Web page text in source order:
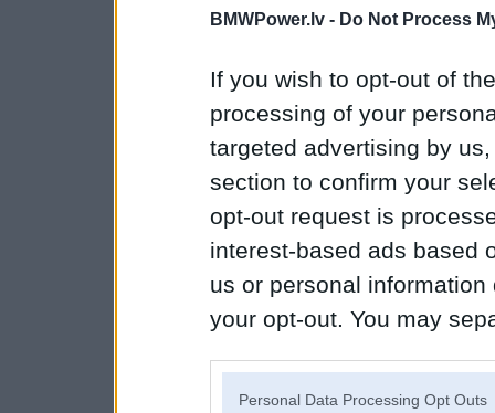
BMWPower.lv - Do Not Process
If you wish to opt-out of
processing of your
targeted advertising by
section to confirm your
opt-out request is
interest-based ads based
us or personal
your opt-out. You may
Personal Data Processing Opt Outs